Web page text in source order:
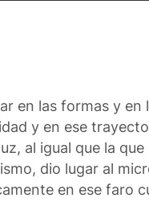
en las formas y
y en ese
al igual que la
dio lugar al
en ese faro